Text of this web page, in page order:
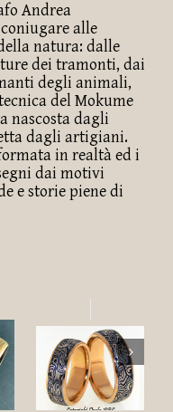
Andrea
alle
natura: dalle
dei tramonti, dai
degli animali,
del Mokume
nascosta dagli
dagli artigiani.
in realtà ed i
dai motivi
e storie piene di